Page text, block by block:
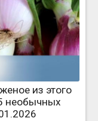
из этого
необычных